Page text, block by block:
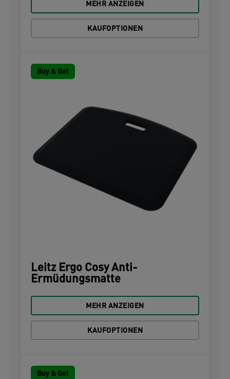
MEHR ANZEIGEN
KAUFOPTIONEN
Buy & Get
Leitz Ergo Cosy Anti-
Ermüdungsmatte
MEHR ANZEIGEN
KAUFOPTIONEN
Buy & Get